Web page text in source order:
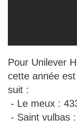
Pour Unilever
cette année
suit :
- Le meux :
- Saint vulbas